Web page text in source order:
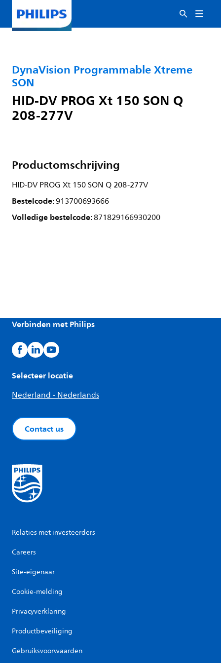
DynaVision Programmable Xtreme
SON
HID-DV PROG Xt 150 SON Q
208-277V
Productomschrijving
HID-DV PROG Xt 150 SON Q 208-277V
Bestelcode:913700693666
Volledige bestelcode:871829166930200
Verbinden met Philips
Selecteer locatie
Nederland - Nederlands
Contact us
Relaties met investeerders
Careers
Site-eigenaar
Cookie-melding
Privacyverklaring
Productbeveiliging
Gebruiksvoorwaarden